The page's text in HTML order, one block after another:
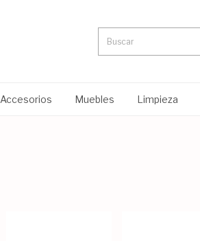
Accesorios Muebles Limpieza